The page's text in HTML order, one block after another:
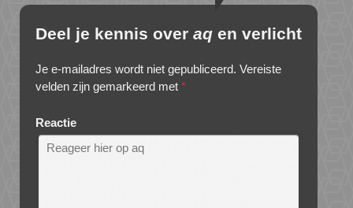
Deel je kennis over aq en verlicht
Je e-mailadres wordt niet gepubliceerd. Vereiste
velden zijn gemarkeerd met *
Reactie